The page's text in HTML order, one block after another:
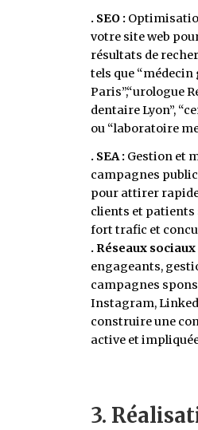
. SEO :
votre site web
résultats de
tels que
Paris”,“urologue
dentaire Lyon”,
ou “laboratoire
. SEA : Gestion et
campagnes
pour attirer
clients et patients
fort trafic et
. Réseaux sociaux
engageants,
campagnes
Instagram,
construire une
active et
3.